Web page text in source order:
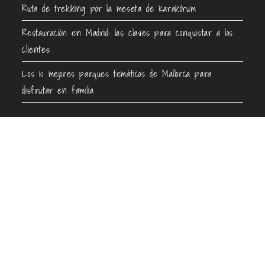
Ruta de trekking por la meseta de Karakórum
Restauración en Madrid: las claves para conquistar a los
clientes
Los 10 mejores parques temáticos de Mallorca para
disfrutar en familia